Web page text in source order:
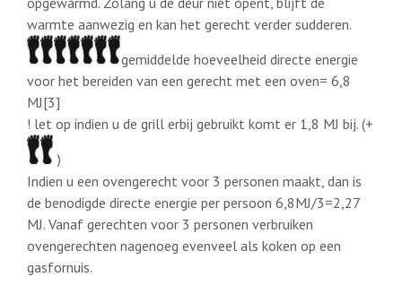
warmte aanwezig en kan het gerecht verder sudderen.
gemiddelde hoeveelheid directe energie
voor het bereiden van een gerecht met een oven= 6,8
MJ[3]
! let op indien u de grill erbij gebruikt komt er 1,8 MJ bij. (+
)
Indien u een ovengerecht voor 3 personen maakt, dan is
de benodigde directe energie per persoon 6,8MJ/3=2,27
MJ. Vanaf gerechten voor 3 personen verbruiken
ovengerechten nagenoeg evenveel als koken op een
gasfornuis.